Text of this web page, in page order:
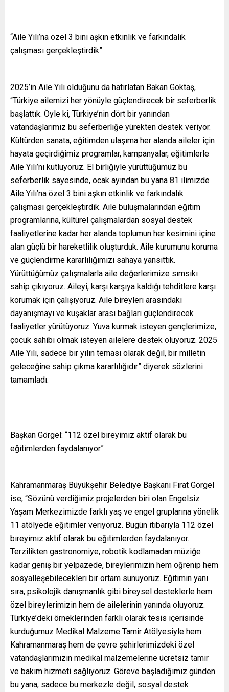
“Aile Yılı’na özel 3 bini aşkın etkinlik ve farkındalık
çalışması gerçekleştirdik”
2025’in Aile Yılı olduğunu da hatırlatan Bakan Göktaş,
“Türkiye ailemizi her yönüyle güçlendirecek bir seferberlik
başlattık. Öyle ki, Türkiye’nin dört bir yanından
vatandaşlarımız bu seferberliğe yürekten destek veriyor.
Kültürden sanata, eğitimden ulaşıma her alanda aileler için
hayata geçirdiğimiz programlar, kampanyalar, eğitimlerle
Aile Yılı’nı kutluyoruz. El birliğiyle yürüttüğümüz bu
seferberlik sayesinde, ocak ayından bu yana 81 ilimizde
Aile Yılı’na özel 3 bini aşkın etkinlik ve farkındalık
çalışması gerçekleştirdik. Aile buluşmalarından eğitim
programlarına, kültürel çalışmalardan sosyal destek
faaliyetlerine kadar her alanda toplumun her kesimini içine
alan güçlü bir hareketlilik oluşturduk. Aile kurumunu koruma
ve güçlendirme kararlılığımızı sahaya yansıttık.
Yürüttüğümüz çalışmalarla aile değerlerimize sımsıkı
sahip çıkıyoruz. Aileyi, karşı karşıya kaldığı tehditlere karşı
korumak için çalışıyoruz. Aile bireyleri arasındaki
dayanışmayı ve kuşaklar arası bağları güçlendirecek
faaliyetler yürütüyoruz. Yuva kurmak isteyen gençlerimize,
çocuk sahibi olmak isteyen ailelere destek oluyoruz. 2025
Aile Yılı, sadece bir yılın teması olarak değil, bir milletin
geleceğine sahip çıkma kararlılığıdır” diyerek sözlerini
tamamladı.
Başkan Görgel: “112 özel bireyimiz aktif olarak bu
eğitimlerden faydalanıyor”
Kahramanmaraş Büyükşehir Belediye Başkanı Fırat Görgel
ise, “Sözünü verdiğimiz projelerden biri olan Engelsiz
Yaşam Merkezimizde farklı yaş ve engel gruplarına yönelik
11 atölyede eğitimler veriyoruz. Bugün itibarıyla 112 özel
bireyimiz aktif olarak bu eğitimlerden faydalanıyor.
Terzilikten gastronomiye, robotik kodlamadan müziğe
kadar geniş bir yelpazede, bireylerimizin hem öğrenip hem
sosyalleşebilecekleri bir ortam sunuyoruz. Eğitimin yanı
sıra, psikolojik danışmanlık gibi bireysel desteklerle hem
özel bireylerimizin hem de ailelerinin yanında oluyoruz.
Türkiye’deki örneklerinden farklı olarak tesis içerisinde
kurduğumuz Medikal Malzeme Tamir Atölyesiyle hem
Kahramanmaraş hem de çevre şehirlerimizdeki özel
vatandaşlarımızın medikal malzemelerine ücretsiz tamir
ve bakım hizmeti sağlıyoruz. Göreve başladığımız günden
bu yana, sadece bu merkezle değil, sosyal destek